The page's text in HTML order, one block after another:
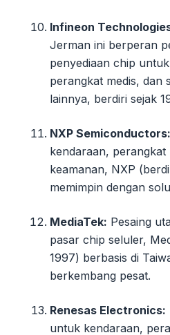
Infineon
Jerman ini berperan
penyediaan chip
perangkat medis, dan
lainnya, berdiri sejak
NXP Semiconductors:
kendaraan, perangkat
keamanan, NXP
memimpin dengan
MediaTek: Pesaing
pasar chip seluler,
1997) berbasis di
berkembang pesat.
Renesas Electronics:
untuk kendaraan,